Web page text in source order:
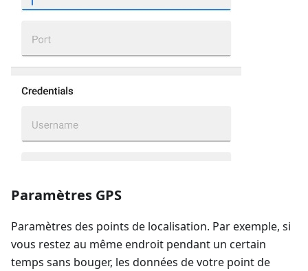
Paramètres GPS
Paramètres des points de localisation. Par exemple, si
vous restez au même endroit pendant un certain
temps sans bouger, les données de votre point de